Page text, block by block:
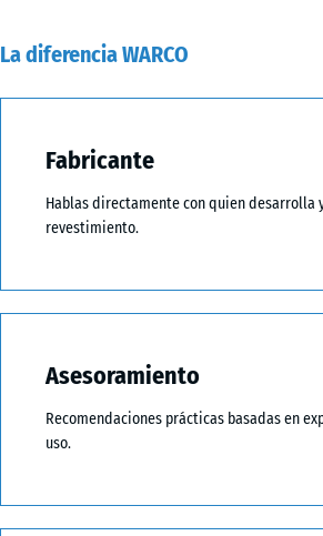
La diferencia WARCO
Fabricante
Hablas directamente con quien desarrolla
revestimiento.
Asesoramiento
Recomendaciones prácticas basadas en
uso.